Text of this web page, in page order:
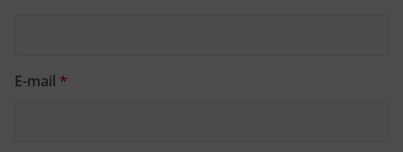
E-mail *